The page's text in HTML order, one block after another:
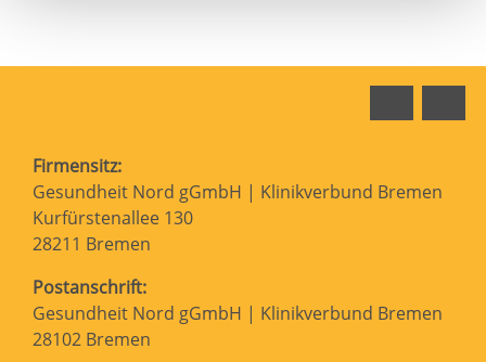
Firmensitz:
Gesundheit Nord gGmbH | Klinikverbund Bremen
Kurfürstenallee 130
28211 Bremen
Postanschrift:
Gesundheit Nord gGmbH | Klinikverbund Bremen
28102 Bremen